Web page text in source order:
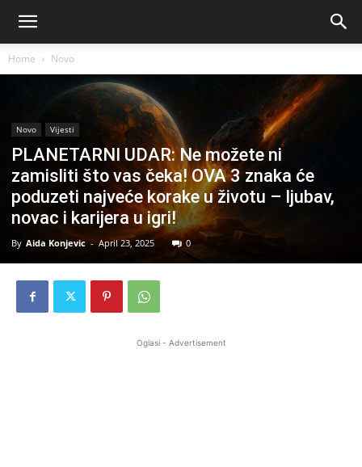
Home Novo
Novo Vijesti
PLANETARNI UDAR: Ne možete ni
zamisliti što vas čeka! OVA 3 znaka će
poduzeti najveće korake u životu – ljubav,
novac i karijera u igri!
By Aida Konjevic - April 23, 2025 0
Oglasi - Advertisement